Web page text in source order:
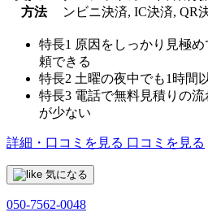
方法
ンビニ決済, IC決済, QR
特長1 原因をしっかり見極
頼できる
特長2 土曜の夜中でも1時間
特長3 電話で無料見積りの
が少ない
詳細・口コミを見る 口コミを見る
気になる
050-7562-0048